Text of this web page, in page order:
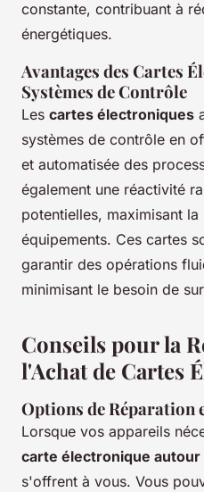
constante, contribuant à
énergétiques.
Avantages des Cartes
Systèmes de Contrôle
Les cartes électroniques
systèmes de contrôle en
et automatisée des
également une réactivité
potentielles, maximisant
équipements. Ces cartes
garantir des opérations
minimisant le besoin de
Conseils pour la
l'Achat de Cartes
Options de Réparation
Lorsque vos appareils
carte électronique autour
s'offrent à vous. Vous